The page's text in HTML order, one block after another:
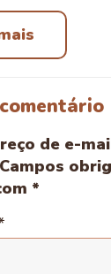
de e-
Campos
*